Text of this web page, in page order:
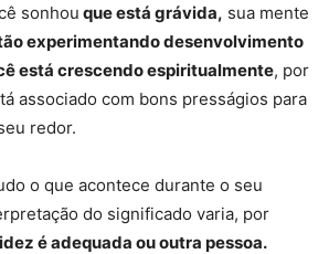
sonhou que está grávida, sua mente
experimentando desenvolvimento
está crescendo espiritualmente, por
associado com bons presságios para
redor.
o que acontece durante o seu
do significado varia, por
é adequada ou outra pessoa.